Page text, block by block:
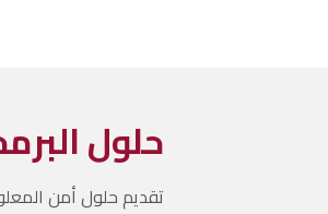
حلول
تقديم حلول أمن